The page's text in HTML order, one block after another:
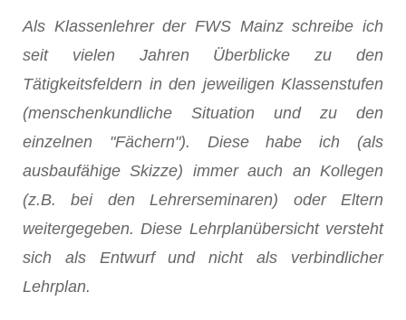
Als Klassenlehrer der FWS Mainz schreibe ich
seit vielen Jahren Überblicke zu den
Tätigkeitsfeldern in den jeweiligen Klassenstufen
(menschenkundliche Situation und zu den
einzelnen "Fächern"). Diese habe ich (als
ausbaufähige Skizze) immer auch an Kollegen
(z.B. bei den Lehrerseminaren) oder Eltern
weitergegeben. Diese Lehrplanübersicht versteht
sich als Entwurf und nicht als verbindlicher
Lehrplan.